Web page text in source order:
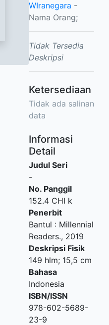
WIranegara -
Nama Orang;
Tidak Tersedia
Deskripsi
Ketersediaan
Tidak ada salinan
data
Informasi
Detail
Judul Seri
-
No. Panggil
152.4 CHI k
Penerbit
Bantul : Millennial
Readers., 2019
Deskripsi Fisik
149 hlm; 15,5 cm
Bahasa
Indonesia
ISBN/ISSN
978-602-5689-
23-9